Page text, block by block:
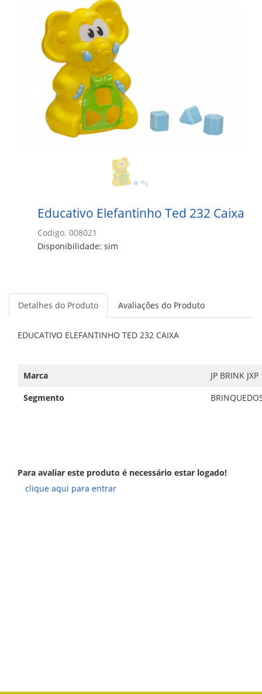
Educativo Elefantinho Ted 232 Caixa
Codigo. 008021
Disponibilidade: sim
Detalhes do Produto Avaliações do Produto
EDUCATIVO ELEFANTINHO TED 232 CAIXA
Marca
JP BRINK JXP
Segmento
Para avaliar este produto é necessário estar logado!
clique aqui para entrar